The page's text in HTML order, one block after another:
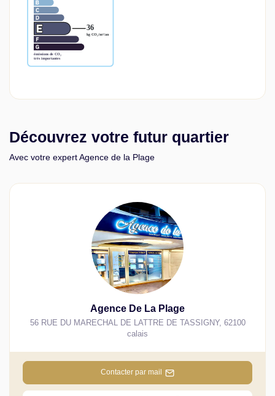
Découvrez votre futur quartier
Avec votre expert Agence de la Plage
Agence De La Plage
56 RUE DU MARECHAL DE LATTRE DE TASSIGNY, 62100
calais
Contacter par mail